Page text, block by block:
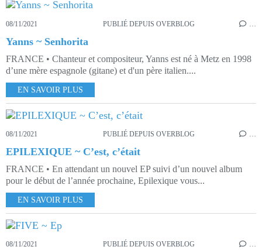
08/11/2021 PUBLIÉ DEPUIS OVERBLOG
Yanns ~ Senhorita
FRANCE • Chanteur et compositeur, Yanns est né à Metz en 1998
d’une mère espagnole (gitane) et d'un père italien....
EN SAVOIR PLUS
08/11/2021 PUBLIÉ DEPUIS OVERBLOG …
EPILEXIQUE ~ C’est, c’était
FRANCE • En attendant un nouvel EP suivi d’un nouvel album
pour le début de l’année prochaine, Epilexique vous...
EN SAVOIR PLUS
08/11/2021 PUBLIÉ DEPUIS OVERBLOG …